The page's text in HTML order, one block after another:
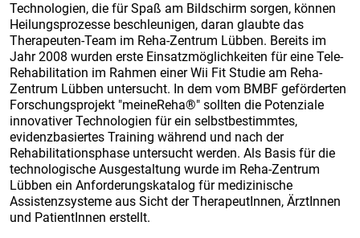
Technologien, die für Spaß am Bildschirm sorgen, können
Heilungsprozesse beschleunigen, daran glaubte das
Therapeuten-Team im Reha-Zentrum Lübben. Bereits im
Jahr 2008 wurden erste Einsatzmöglichkeiten für eine Tele-
Rehabilitation im Rahmen einer Wii Fit Studie am Reha-
Zentrum Lübben untersucht. In dem vom BMBF geförderten
Forschungsprojekt "meineReha®" sollten die Potenziale
innovativer Technologien für ein selbstbestimmtes,
evidenzbasiertes Training während und nach der
Rehabilitationsphase untersucht werden. Als Basis für die
technologische Ausgestaltung wurde im Reha-Zentrum
Lübben ein Anforderungskatalog für medizinische
Assistenzsysteme aus Sicht der TherapeutInnen, ÄrztInnen
und PatientInnen erstellt.